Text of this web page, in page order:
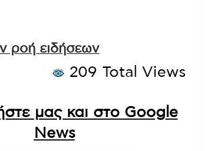
ροή ειδήσεων
209 Total Views
μας και στο Google
News